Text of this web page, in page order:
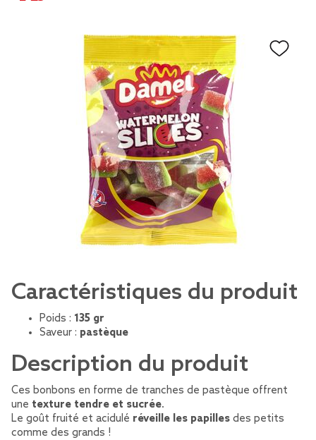
Caractéristiques du produit
Poids : 135 gr
Saveur : pastèque
Description du produit
Ces bonbons en forme de tranches de pastèque offrent
une texture tendre et sucrée.
Le goût fruité et acidulé réveille les papilles des petits
comme des grands !